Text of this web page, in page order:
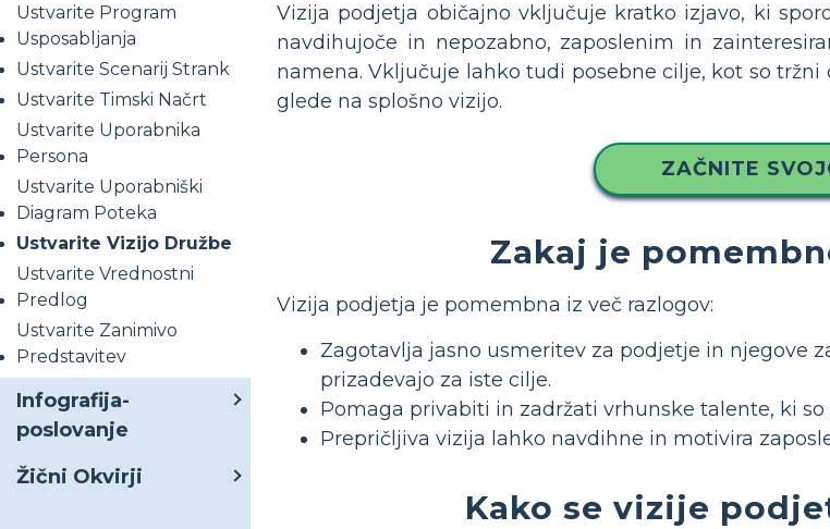
Ustvarite Program
Usposabljanja
Ustvarite Scenarij Strank
Ustvarite Timski Načrt
Ustvarite Uporabnika
Persona
Ustvarite Uporabniški
Diagram Poteka
Ustvarite Vizijo Družbe
Ustvarite Vrednostni
Predlog
Ustvarite Zanimivo
Predstavitev
Infografija-
poslovanje
Žični Okvirji
Vizija podjetja običajno vključuje kratko izjavo, ki
navdihujoče in nepozabno, zaposlenim in
namena. Vključuje lahko tudi posebne cilje, kot so
glede na splošno vizijo.
ZAČNITE
Zakaj je
Vizija podjetja je pomembna iz več razlogov:
Zagotavlja jasno usmeritev za podjetje in njegove
prizadevajo za iste cilje.
Pomaga privabiti in zadržati vrhunske talente, ki
Prepričljiva vizija lahko navdihne in motivira
Kako se vizije